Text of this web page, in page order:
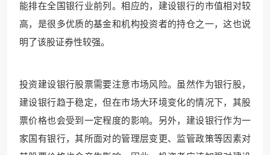
能排在全国银行业前列。相应的，建设银行的市值相对较
高，是很多优质的基金和机构投资者的持仓之一，这也说
明了该股证券性较强。
投资建设银行股票需要注意市场风险。虽然作为银行股，
建设银行趋于稳定，但在市场大环境变化的情况下，其股
票价格也会受到一定程度的影响。另外，建设银行作为一
家国有银行，其所面对的管理层变更、监管政策等因素对